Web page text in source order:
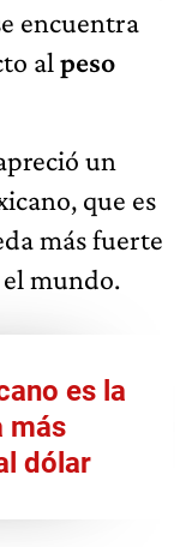
encuentra
al peso
un
que es
más fuerte
mundo.
es la
más
dólar